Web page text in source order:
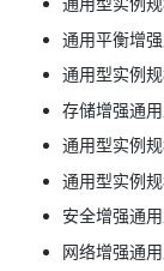
通用平衡增
通用型实例
存储增强通
通用型实例
通用型实例
安全增强通
网络增强通